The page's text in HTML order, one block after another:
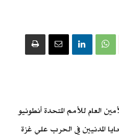
العام للأمم المتحدة أنطونيو
المدنيين في الحرب علي غزة